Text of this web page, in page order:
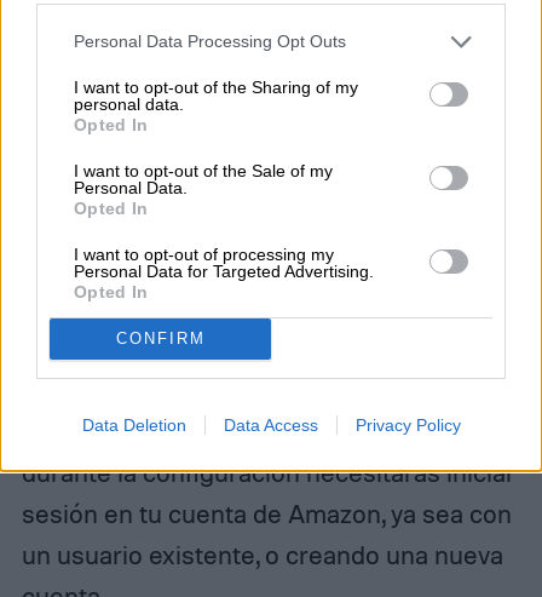
Personal Data Processing Opt Outs
I want to opt-out of the Sharing of my
personal data.
Opted In
I want to opt-out of the Sale of my
Personal Data.
Opted In
I want to opt-out of processing my
Personal Data for Targeted Advertising.
Opted In
CONFIRM
Data Deletion Data Access Privacy Policy
Fire TV se pueden llevar a cualquier parte.
Solo necesitas un dispositivo con pantalla
que cuente con un puerto HDMI y una
conexión a internet que tenga una clave de
WiFi directa, es decir, que no requiera de
abrir una landing page para introducir un
usuario y contraseña. Al conectarlo, sigue la
guía de configuración paso a paso y
empareja tu Control Remoto por Voz Alexa.
Ten a la mano tu contraseña de Amazon,
durante la configuración necesitarás iniciar
sesión en tu cuenta de Amazon, ya sea con
un usuario existente, o creando una nueva